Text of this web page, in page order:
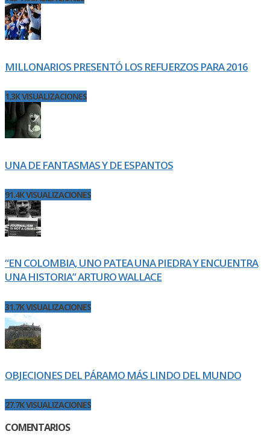
MILLONARIOS PRESENTÓ LOS REFUERZOS PARA 2016
1.3K VISUALIZACIONES
UNA DE FANTASMAS Y DE ESPANTOS
91.4K VISUALIZACIONES
“EN COLOMBIA, UNO PATEA UNA PIEDRA Y ENCUENTRA
UNA HISTORIA” ARTURO WALLACE
31.7K VISUALIZACIONES
OBJECIONES DEL PÁRAMO MÁS LINDO DEL MUNDO
27.7K VISUALIZACIONES
COMENTARIOS